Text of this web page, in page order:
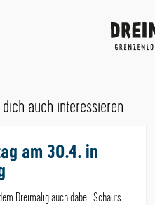
Dreimalig
auch interessieren
am 30.4. in
Dreimalig auch dabei! Schauts